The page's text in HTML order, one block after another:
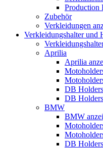
Production
Zubehör
Verkleidungen
Verkleidungshalter und
Aprilia
Aprilia
DB
DB
BMW
BMW
DB